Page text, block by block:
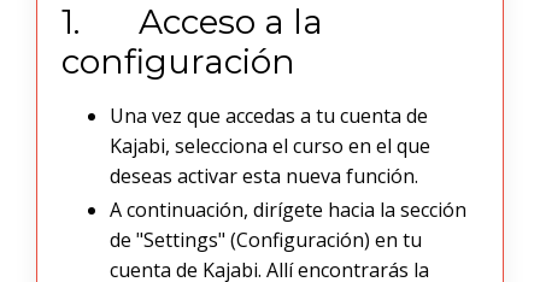
1. Acceso a la
configuración
Una vez que accedas a tu cuenta de
Kajabi, selecciona el curso en el que
deseas activar esta nueva función.
A continuación, dirígete hacia la sección
de "Settings" (Configuración) en tu
cuenta de Kajabi. Allí encontrarás la